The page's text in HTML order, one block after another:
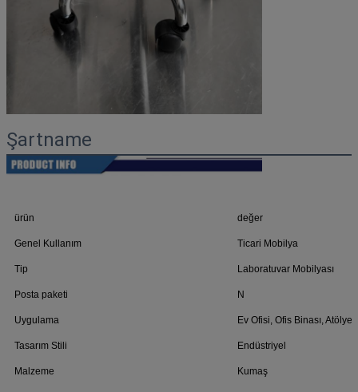
Şartname
ürün değer
Genel Kullanım Ticari Mobilya
Tip Laboratuvar Mobilyası
Posta paketi N
Uygulama Ev Ofisi, Ofis Binası, Atölye
Tasarım Stili Endüstriyel
Malzeme Kumaş